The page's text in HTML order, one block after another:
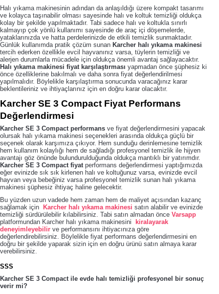
Halı yıkama makinesinin adından da anlaşıldığı üzere kompakt tasarımı
ve kolayca taşınabilir olması sayesinde halı ve koltuk temizliği oldukça
kolay bir şekilde yapılmaktadır. Tabi sadece halı ve koltukla sınırlı
kalmayıp çok yönlü kullanımı sayesinde de araç içi döşemelerde,
yataklarınızda ve hatta perdelerinizde de etkili temizlik sunmaktadır.
Günlük kullanımda pratik çözüm sunan Karcher halı yıkama makinesi
tercih ederken özellikle evcil hayvanınız varsa, tüylerin temizliği ve
alerjen durumlarla mücadele için oldukça önemli avantaj sağlayacaktır.
Halı yıkama makinesi fiyat karşılaştırması yapmadan önce şüphesiz ki
önce özelliklerine bakılmalı ve daha sonra fiyat değerlendirilmesi
yapılmalıdır. Böylelikle karşılaştırma sonucunda varacağınız karar
beklentileriniz ve ihtiyaçlarınız için en doğru karar olacaktır.
Karcher SE 3 Compact Fiyat Performans
Değerlendirmesi
Karcher SE 3 Compact performans ve fiyat değerlendirmesini yapacak
olursak halı yıkama makinesi seçenekleri arasında oldukça güçlü bir
seçenek olarak karşımıza çıkıyor. Hem sunduğu derinlemesine temizlik
hem kullanım kolaylığı hem de sağladığı profesyonel temizlik ile hijyen
avantajı göz önünde bulundurulduğunda oldukça mantıklı bir yatırımdır.
Karcher SE 3 Compact fiyat performans değerlendirmesi yaptığımızda
eğer evinizde sık sık kirlenen halı ve koltuğunuz varsa, evinizde evcil
hayvan veya bebeğiniz varsa profesyonel temizlik sunan halı yıkama
makinesi şüphesiz ihtiyaç haline gelecektir.
Bu yüzden uzun vadede hem zaman hem de maliyet açısından kazanç
sağlamak için Karcher halı yıkama makinesi satın alabilir ve evinizde
temizliği sürdürülebilir kılabilirsiniz. Tabi satın almadan önce Varsapp
platformundan Karcher halı yıkama makinesini
kiralayarak
deneyimleyebilir ve performansını ihtiyacınıza göre
değerlendirebilirsiniz. Böylelikle fiyat performans değerlendirmesini en
doğru bir şekilde yaparak sizin için en doğru ürünü satın almaya karar
verebilirsiniz.
SSS
Karcher SE 3 Compact ile evde halı temizliği profesyonel bir sonuç
verir mi?